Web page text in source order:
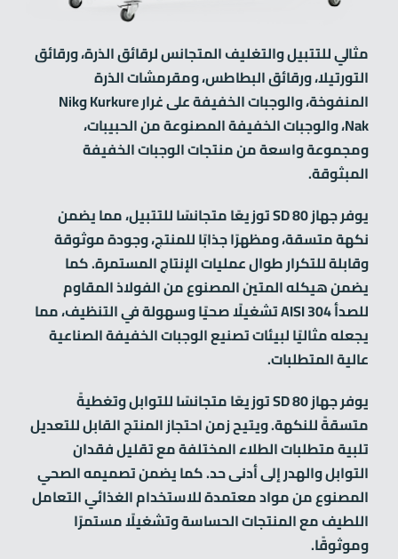
مثالي للتتبيل والتغليف المتجانس لرقائق الذرة، ورقائق
التورتيلا، ورقائق البطاطس، ومقرمشات الذرة
المنفوخة، والوجبات الخفيفة على غرار Kurkure وNik
Nak، والوجبات الخفيفة المصنوعة من الحبيبات،
ومجموعة واسعة من منتجات الوجبات الخفيفة
المبثوقة.
يوفر جهاز SD 80 توزيعًا متجانسًا للتتبيل، مما يضمن
نكهة متسقة، ومظهرًا جذابًا للمنتج، وجودة موثوقة
وقابلة للتكرار طوال عمليات الإنتاج المستمرة. كما
يضمن هيكله المتين المصنوع من الفولاذ المقاوم
للصدأ AISI 304 تشغيلًا صحيًا وسهولة في التنظيف، مما
يجعله مثاليًا لبيئات تصنيع الوجبات الخفيفة الصناعية
عالية المتطلبات.
يوفر جهاز SD 80 توزيعًا متجانسًا للتوابل وتغطيةً
متسقةً للنكهة. ويتيح زمن احتجاز المنتج القابل للتعديل
تلبية متطلبات الطلاء المختلفة مع تقليل فقدان
التوابل والهدر إلى أدنى حد. كما يضمن تصميمه الصحي
المصنوع من مواد معتمدة للاستخدام الغذائي التعامل
اللطيف مع المنتجات الحساسة وتشغيلًا مستمرًا
وموثوقًا.